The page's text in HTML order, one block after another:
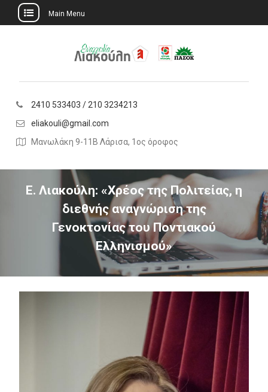
Main Menu
2410 533403 / 210 3234213
eliakouli@gmail.com
Μανωλάκη 9-11Β Λάρισα, 1ος όροφος
Ε. Λιακούλη: «Χρέος της Πολιτείας, η
διεθνής αναγνώριση της
Γενοκτονίας του Ποντιακού
Ελληνισμού»